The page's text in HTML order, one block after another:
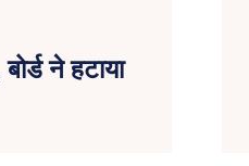
ने हटाया